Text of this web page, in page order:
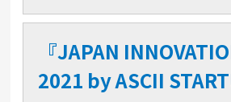
『JAPAN
2021 by ASCII